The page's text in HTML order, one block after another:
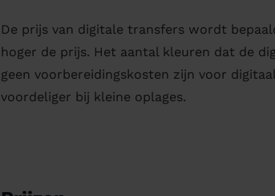
De prijs van digitale transfers wordt
hoger de prijs. Het aantal kleuren dat de
geen voorbereidingskosten zijn voor
voordeliger bij kleine oplages.